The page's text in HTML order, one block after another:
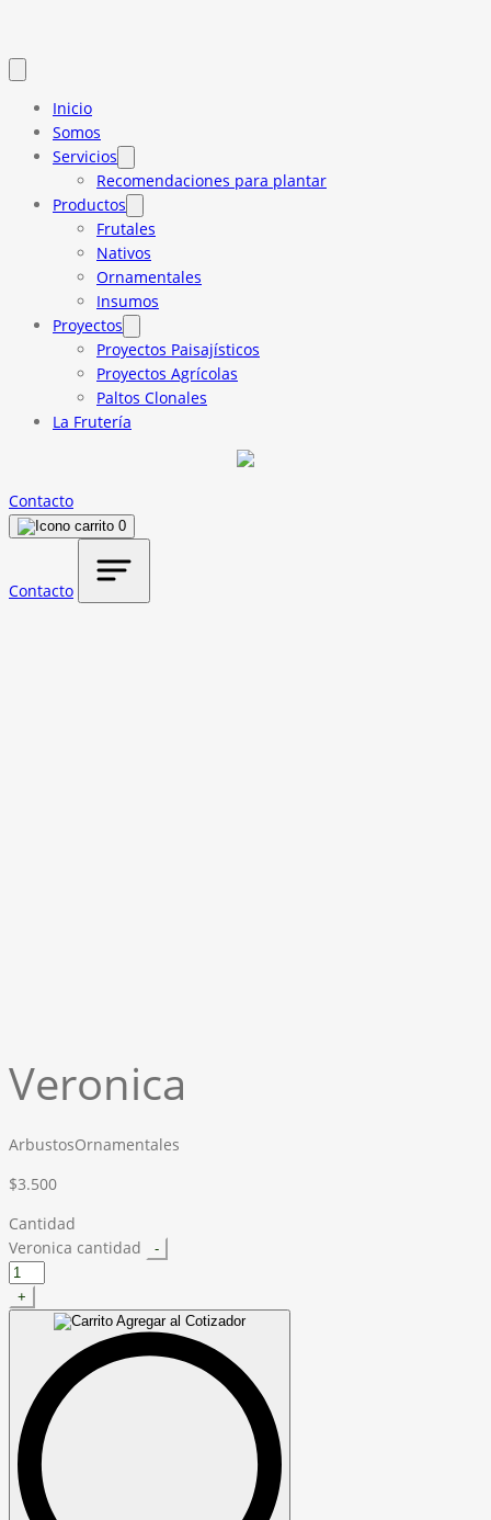
Inicio
Somos
Servicios
Recomendaciones para plantar
Productos
Frutales
Nativos
Ornamentales
Insumos
Proyectos
Proyectos Paisajísticos
Proyectos Agrícolas
Paltos Clonales
La Frutería
Contacto
0
Contacto
Veronica
ArbustosOrnamentales
$3.500
Cantidad
Veronica cantidad
-
+
Agregar al Cotizador